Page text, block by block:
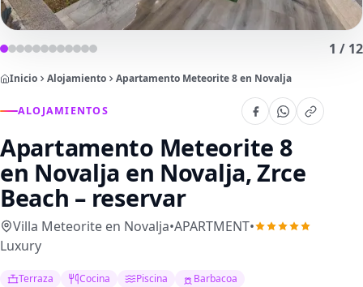
1 / 12
Inicio Alojamiento Apartamento Meteorite 8 en Novalja
ALOJAMIENTOS
Apartamento Meteorite 8
en Novalja en Novalja, Zrce
Beach – reservar
Villa Meteorite en Novalja•APARTMENT•
Luxury
Terraza Cocina Piscina
Barbacoa